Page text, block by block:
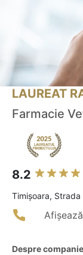
LAUREAT
Farmacie
8.2
Timişoara, Strada
Despre